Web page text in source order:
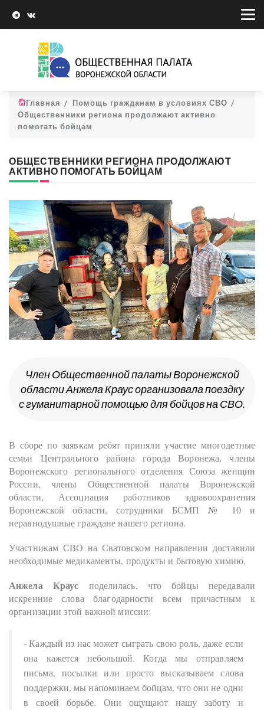
Главная
Помощь гражданам в условиях СВО
Общественники региона продолжают активно
помогать бойцам
ОБЩЕСТВЕННИКИ РЕГИОНА ПРОДОЛЖАЮТ
АКТИВНО ПОМОГАТЬ БОЙЦАМ
Член Общественной палаты Воронежской
области Анжела Краус организовала поездку
с гуманитарной помощью для бойцов на СВО.
В сборе по заявкам ребят приняли участие многодетные
семьи Центрального района города Воронежа, члены
Воронежского регионального отделения Союза женщин
России, члены Общественной палаты Воронежской
области, Ассоциация работников здравоохранения
Воронежской области, сотрудники БСМП № 10 и
неравнодушные граждане нашего региона.
Участникам СВО на Сватовском направлении доставили
необходимые медикаменты, продукты и бытовую химию.
Анжела Краус поделилась, что бойцы передавали
искренние слова благодарности всем причастным к
организации этой важной миссии:
- Каждый из нас может сыграть свою роль, даже если
она кажется небольшой. Когда мы отправляем
письма, посылки или просто высказываем слова
поддержки, мы напоминаем бойцам, что они не одни
в своей борьбе. Они ощущают нашу заботу и